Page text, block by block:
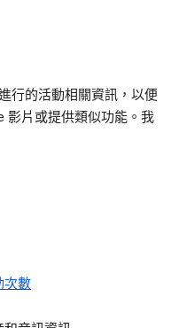
行的活動相關資訊，以便
影片或提供類似功能。我
次數